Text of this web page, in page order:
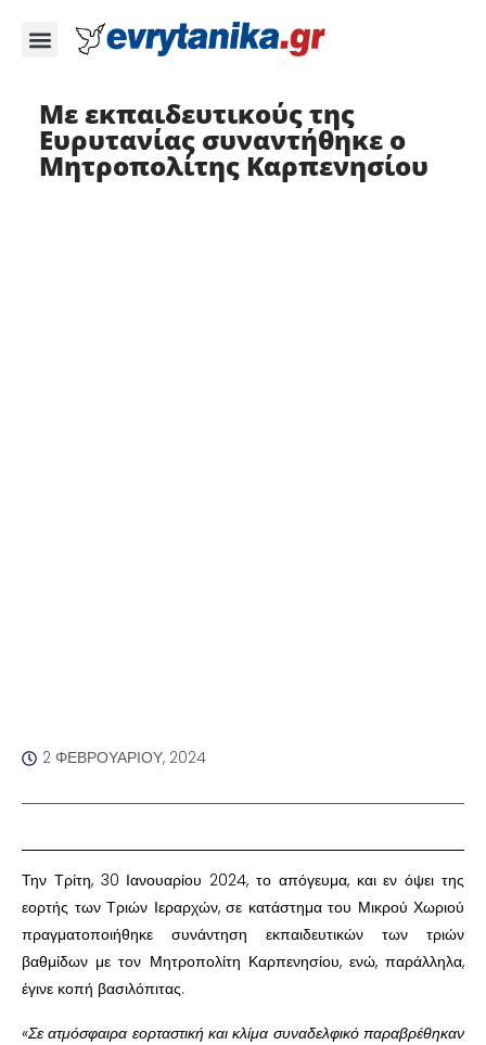
Με εκπαιδευτικούς της
Ευρυτανίας συναντήθηκε ο
Μητροπολίτης Καρπενησίου
2 ΦΕΒΡΟΥΑΡΊΟΥ, 2024
Την Τρίτη, 30 Ιανουαρίου 2024, το απόγευμα, και εν όψει της
εορτής των Τριών Ιεραρχών, σε κατάστημα του Μικρού Χωριού
πραγματοποιήθηκε συνάντηση εκπαιδευτικών των τριών
βαθμίδων με τον Μητροπολίτη Καρπενησίου, ενώ, παράλληλα,
έγινε κοπή βασιλόπιτας.
«Σε ατμόσφαιρα εορταστική και κλίμα συναδελφικό παραβρέθηκαν